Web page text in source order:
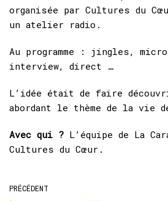
organisée par Cultures du
un atelier radio.
Au programme : jingles,
interview, direct …
L’idée était de faire
abordant le thème de la vie
Avec qui ? L’équipe de La
Cultures du Cœur.
PRÉCÉDENT